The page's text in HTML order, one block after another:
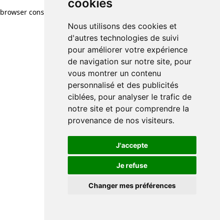
cookies
Nous utilisons des cookies et
d'autres technologies de suivi
pour améliorer votre expérience
de navigation sur notre site, pour
vous montrer un contenu
personnalisé et des publicités
ciblées, pour analyser le trafic de
notre site et pour comprendre la
provenance de nos visiteurs.
J'accepte
Je refuse
Changer mes préférences
browser console for more information)